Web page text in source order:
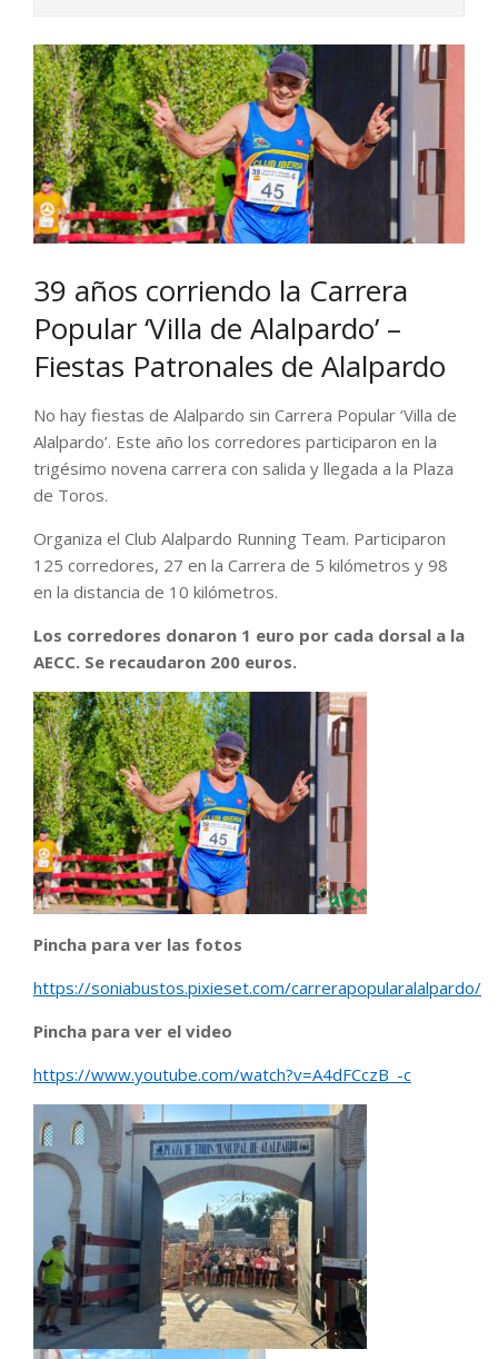
39 años corriendo la Carrera
Popular ‘Villa de Alalpardo’ –
Fiestas Patronales de Alalpardo
No hay fiestas de Alalpardo sin Carrera Popular ‘Villa de
Alalpardo’. Este año los corredores participaron en la
trigésimo novena carrera con salida y llegada a la Plaza
de Toros.
Organiza el Club Alalpardo Running Team. Participaron
125 corredores, 27 en la Carrera de 5 kilómetros y 98
en la distancia de 10 kilómetros.
Los corredores donaron 1 euro por cada dorsal a la
AECC. Se recaudaron 200 euros.
Pincha para ver las fotos
https://soniabustos.pixieset.com/carrerapopularalalpardo/
Pincha para ver el video
https://www.youtube.com/watch?v=A4dFCczB_-c